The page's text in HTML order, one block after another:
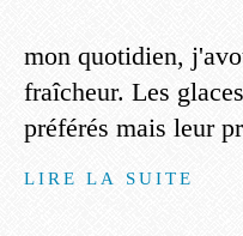
mon quotidien,
fraîcheur. Les
préférés mais leur
LIRE LA SUITE